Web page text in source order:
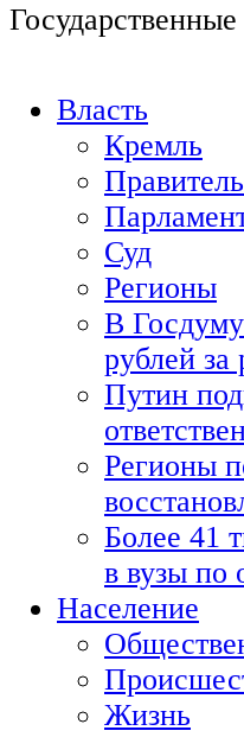
Государственные
Власть
Кремль
Суд
Регионы
В
рублей за
Путин
Регионы
Более 41
в вузы по
Население
Жизнь